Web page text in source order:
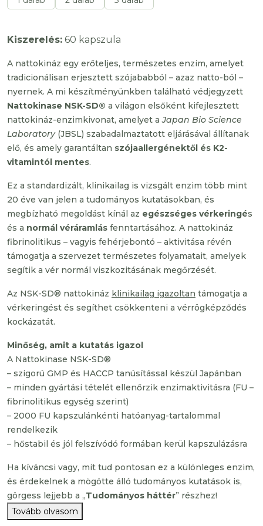
Kiszerelés: 60 kapszula
A nattokináz egy erőteljes, természetes enzim, amelyet
tradicionálisan erjesztett szójababból – azaz natto-ból –
nyernek. A mi készítményünkben található védjegyzett
Nattokinase NSK-SD® a világon elsőként kifejlesztett
nattokináz-enzimkivonat, amelyet aJapan Bio Science
Laboratory(JBSL) szabadalmaztatott eljárásával állítanak
elő, és amely garantáltan szójaallergénektől és K2-
vitamintól mentes.
Ez a standardizált, klinikailag is vizsgált enzim több mint
20 éve van jelen a tudományos kutatásokban, és
megbízható megoldást kínál az egészséges vérkeringés
és a normál véráramlás fenntartásához. A nattokináz
fibrinolitikus – vagyis fehérjebontó – aktivitása révén
támogatja a szervezet természetes folyamatait, amelyek
segítik a vér normál viszkozitásának megőrzését.
Az NSK-SD® nattokináz klinikailag igazoltan támogatja a
vérkeringést és segíthet csökkenteni a vérrögképződés
kockázatát.
Minőség, amit a kutatás igazol
A Nattokinase NSK-SD®
– szigorú GMP és HACCP tanúsítással készül Japánban
– minden gyártási tételét ellenőrzik enzimaktivitásra (FU –
fibrinolitikus egység szerint)
– 2000 FU kapszulánkénti hatóanyag-tartalommal
rendelkezik
– hőstabil és jól felszívódó formában kerül kapszulázásra
Ha kíváncsi vagy, mit tud pontosan ez a különleges enzim,
és érdekelnek a mögötte álló tudományos kutatások is,
görgess lejjebb a „Tudományos háttér” részhez!
Tovább olvasom